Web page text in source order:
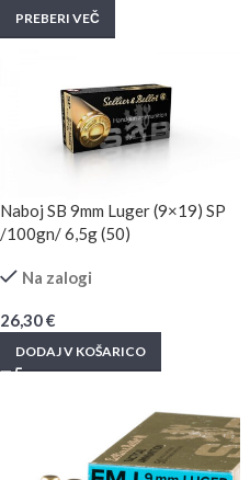
PREBERI VEČ
Naboj SB 9mm Luger (9×19) SP
/100gn/ 6,5g (50)
Na zalogi
26,30€
DODAJ V KOŠARICO